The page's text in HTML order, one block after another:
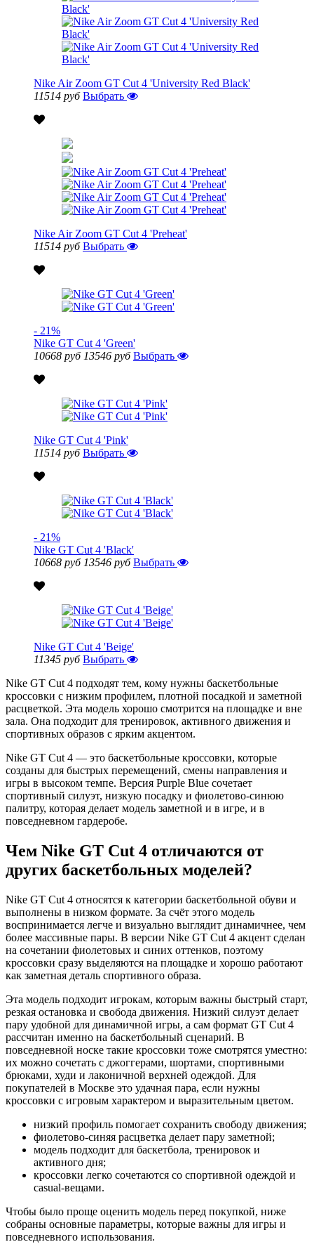
Nike Air Zoom GT Cut 4 'University Red Black'
11514 руб Выбрать
Nike Air Zoom GT Cut 4 'Preheat'
11514 руб Выбрать
- 21%
Nike GT Cut 4 'Green'
10668 руб 13546 руб Выбрать
Nike GT Cut 4 'Pink'
11514 руб Выбрать
- 21%
Nike GT Cut 4 'Black'
10668 руб 13546 руб Выбрать
Nike GT Cut 4 'Beige'
11345 руб Выбрать
Nike GT Cut 4 подходят тем, кому нужны баскетбольные
кроссовки с низким профилем, плотной посадкой и заметной
расцветкой. Эта модель хорошо смотрится на площадке и вне
зала. Она подходит для тренировок, активного движения и
спортивных образов с ярким акцентом.
Nike GT Cut 4 — это баскетбольные кроссовки, которые
созданы для быстрых перемещений, смены направления и
игры в высоком темпе. Версия Purple Blue сочетает
спортивный силуэт, низкую посадку и фиолетово-синюю
палитру, которая делает модель заметной и в игре, и в
повседневном гардеробе.
Чем Nike GT Cut 4 отличаются от
других баскетбольных моделей?
Nike GT Cut 4 относятся к категории баскетбольной обуви и
выполнены в низком формате. За счёт этого модель
воспринимается легче и визуально выглядит динамичнее, чем
более массивные пары. В версии Nike GT Cut 4 акцент сделан
на сочетании фиолетовых и синих оттенков, поэтому
кроссовки сразу выделяются на площадке и хорошо работают
как заметная деталь спортивного образа.
Эта модель подходит игрокам, которым важны быстрый старт,
резкая остановка и свобода движения. Низкий силуэт делает
пару удобной для динамичной игры, а сам формат GT Cut 4
рассчитан именно на баскетбольный сценарий. В
повседневной носке такие кроссовки тоже смотрятся уместно:
их можно сочетать с джоггерами, шортами, спортивными
брюками, худи и лаконичной верхней одеждой. Для
покупателей в Москве это удачная пара, если нужны
кроссовки с игровым характером и выразительным цветом.
низкий профиль помогает сохранить свободу движения;
фиолетово-синяя расцветка делает пару заметной;
модель подходит для баскетбола, тренировок и
активного дня;
кроссовки легко сочетаются со спортивной одеждой и
casual-вещами.
Чтобы было проще оценить модель перед покупкой, ниже
собраны основные параметры, которые важны для игры и
повседневного использования.